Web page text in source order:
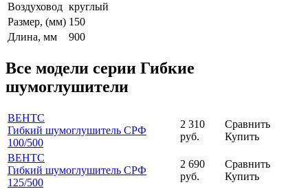
Воздуховод круглый
Размер, (мм) 150
Длина, мм
900
Все модели серии Гибкие
шумоглушители
ВЕНТС
Гибкий шумоглушитель СРФ
100/500
2 310
руб.
Сравнить
Купить
ВЕНТС
Гибкий шумоглушитель СРФ
125/500
2 690
руб.
Сравнить
Купить